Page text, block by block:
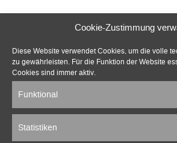
Cookie-Zustimmung
Diese Website verwendet Cookies, um die volle
zu gewährleisten. Für die Funktion der Website
Cookies sind immer aktiv.
Funktional
Statistiken